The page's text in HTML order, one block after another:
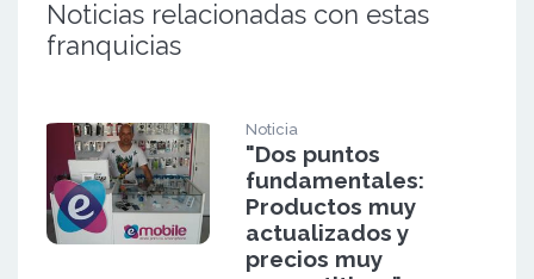
Noticias relacionadas con estas
franquicias
Noticia
"Dos puntos
fundamentales:
Productos muy
actualizados y
precios muy